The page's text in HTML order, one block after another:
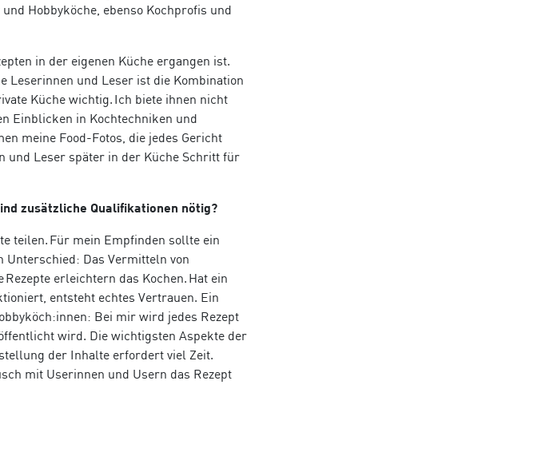
Hobbyköche, ebenso Kochprofis und
in der eigenen Küche ergangen ist.
Leserinnen und Leser ist die Kombination
Küche wichtig. Ich biete ihnen nicht
Einblicken in Kochtechniken und
meine Food-Fotos, die jedes Gericht
und Leser später in der Küche Schritt für
zusätzliche Qualifikationen nötig?
teilen. Für mein Empfinden sollte ein
Unterschied: Das Vermitteln von
erleichtern das Kochen. Hat ein
entsteht echtes Vertrauen. Ein
öch:innen: Bei mir wird jedes Rezept
ffentlicht wird. Die wichtigsten Aspekte der
der Inhalte erfordert viel Zeit.
mit Userinnen und Usern das Rezept